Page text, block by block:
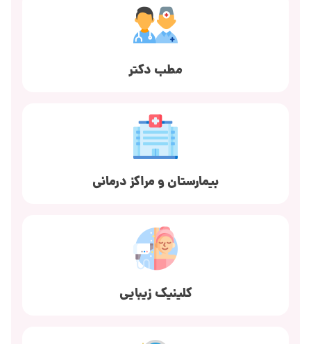
مطب دکتر
بیمارستان و مراکز درمانی
کلینیک زیبایی